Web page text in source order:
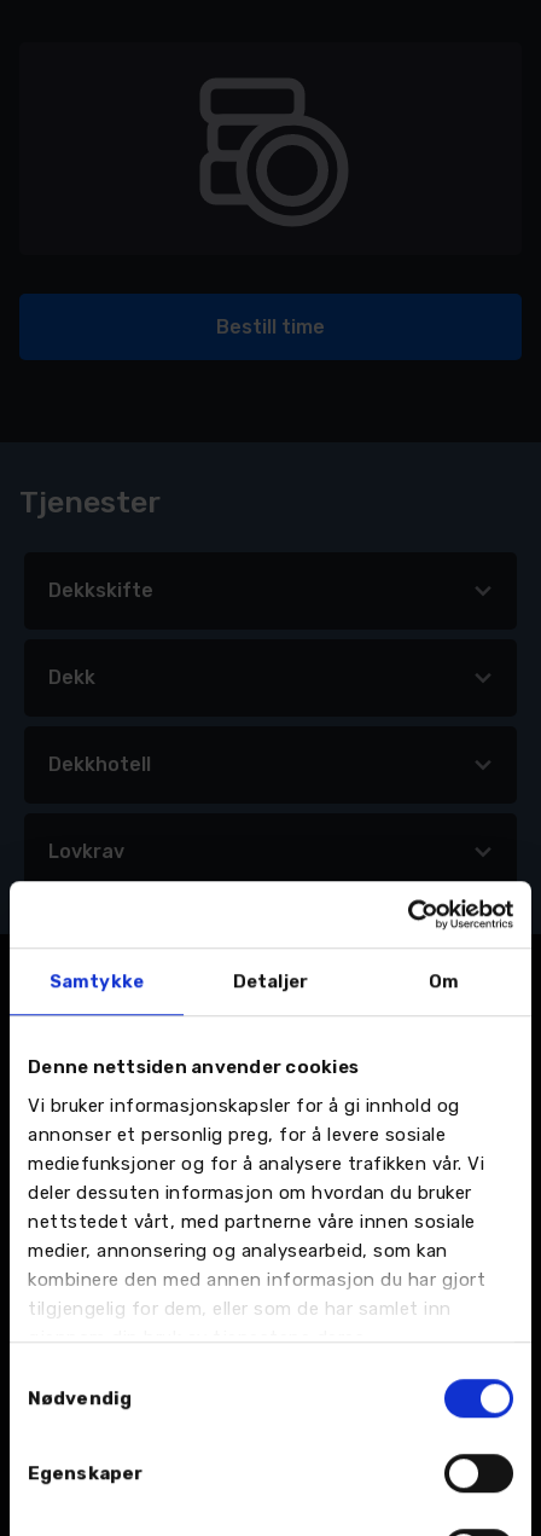
Samtykke Detaljer Om
Denne nettsiden anvender cookies
Vi bruker informasjonskapsler for å gi innhold og
annonser et personlig preg, for å levere sosiale
mediefunksjoner og for å analysere trafikken vår. Vi
deler dessuten informasjon om hvordan du bruker
nettstedet vårt, med partnerne våre innen sosiale
medier, annonsering og analysearbeid, som kan
kombinere den med annen informasjon du har gjort
tilgjengelig for dem, eller som de har samlet inn
gjennom din bruk av tjenestene deres.
Nødvendig
Egenskaper
Bestill time
Tjenester
Dekkskifte
Dekk
Dekkhotell
Lovkrav
Våre verkstedtjenester
Bilskade og lakk
Vi har bilskade- og
lakkverksteder som tar
seg av hele jobben med
bilen din.
Bilpleie
Vi hjelper deg med
sesongens dekkskifte.